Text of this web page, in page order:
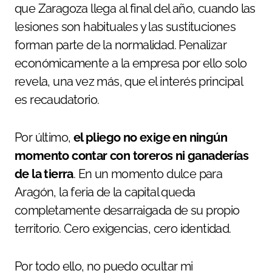
que Zaragoza llega al final del año, cuando las
lesiones son habituales y las sustituciones
forman parte de la normalidad. Penalizar
económicamente a la empresa por ello solo
revela, una vez más, que el interés principal
es recaudatorio.
Por último, el pliego no exige en ningún
momento contar con toreros ni ganaderías
de la tierra. En un momento dulce para
Aragón, la feria de la capital queda
completamente desarraigada de su propio
territorio. Cero exigencias, cero identidad.
Por todo ello, no puedo ocultar mi